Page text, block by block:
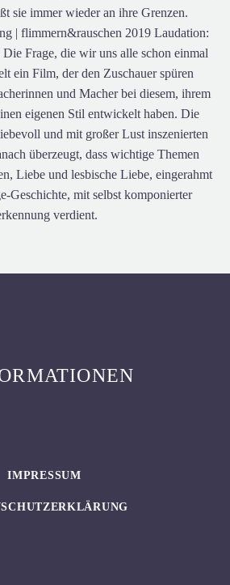
sie immer wieder an ihre Grenzen.
| flimmern&rauschen 2019 Laudation:
Frage, die wir uns alle schon einmal
ein Film, der den Zuschauer spüren
und Macher bei diesem, ihrem
eigenen Stil entwickelt haben. Die
und mit großer Lust inszenierten
überzeugt, dass wichtige Themen
Liebe und lesbische Liebe, eingerahmt
Geschichte, mit selbst komponierter
verdient.
IMPRESSUM